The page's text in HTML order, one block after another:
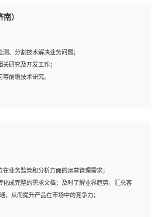
、springcloud等；熟悉Linux常用命令和了解
运维经验，复杂问题排查思路清晰。
图像识别、NLP、OCR、机器学习等；
测、图像识别、OCR、NLP等AI算法有深刻理
业经验者优先。具有大数据技术背景者优先；
力，善于学习思考、创新与团队协作，认真负责、
）
、分割技术解决业务问题；
研究及开发工作；
前瞻技术研究。
悉python和spark开发；
用图像处理软件，熟练进行图像处理；
法和关联分析算法原理，能熟练使用神经网络算法
悉模型调参，压缩和整型化方法；
业务监管和分析方面的运营管理需求；
成完整的需求文档；及时了解业界趋势，汇总客
，从而提升产品在市场中的竞争力；